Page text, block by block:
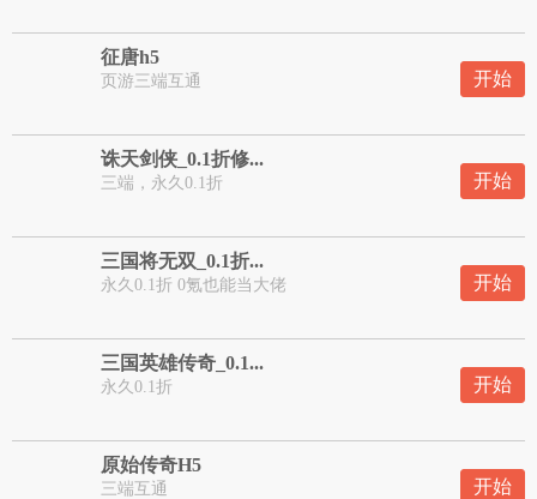
征唐h5
页游三端互通 开始
诛天剑侠_0.1折修...
三端，永久0.1折 开始
三国将无双_0.1折...
永久0.1折 0氪也能当大佬 开始
三国英雄传奇_0.1...
永久0.1折 开始
原始传奇H5
三端互通 开始